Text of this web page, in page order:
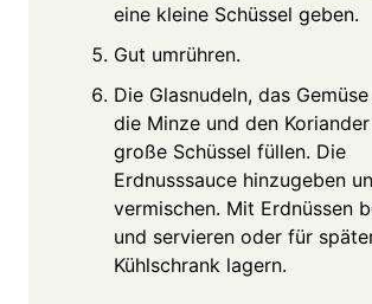
eine kleine Schüssel geben.
Gut umrühren.
Die Glasnudeln, das
die Minze und den
große Schüssel füllen. Die
Erdnusssauce hinzugeben
vermischen. Mit Erdnüssen
und servieren oder für
Kühlschrank lagern.